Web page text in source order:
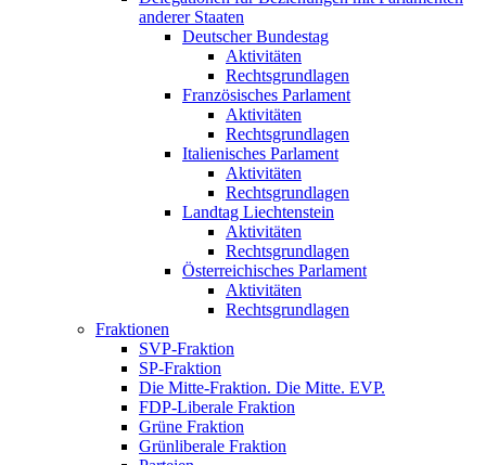
anderer Staaten
Deutscher Bundestag
Aktivitäten
Rechtsgrundlagen
Französisches Parlament
Aktivitäten
Rechtsgrundlagen
Italienisches Parlament
Aktivitäten
Rechtsgrundlagen
Landtag Liechtenstein
Aktivitäten
Rechtsgrundlagen
Österreichisches Parlament
Aktivitäten
Rechtsgrundlagen
Fraktionen
SVP-Fraktion
SP-Fraktion
Die Mitte-Fraktion. Die Mitte. EVP.
FDP-Liberale Fraktion
Grüne Fraktion
Grünliberale Fraktion